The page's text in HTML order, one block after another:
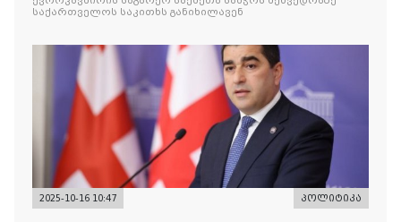
საქართველოს საკითხს განიხილავენ
2025-10-16 10:47 პოლიტიკა